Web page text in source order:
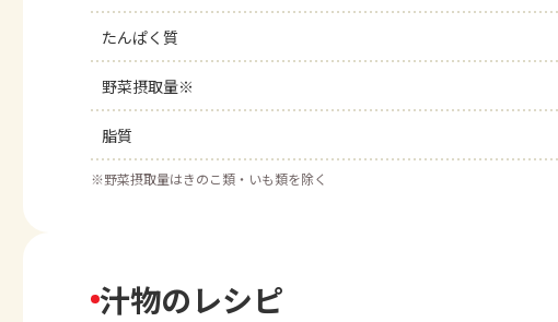
たんぱく質
野菜摂取量※
脂質
※野菜摂取量はきのこ類・いも類を除く
汁物のレシピ